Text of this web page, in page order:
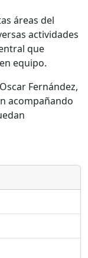
áreas del
actividades
que
equipo.
Fernández,
acompañando